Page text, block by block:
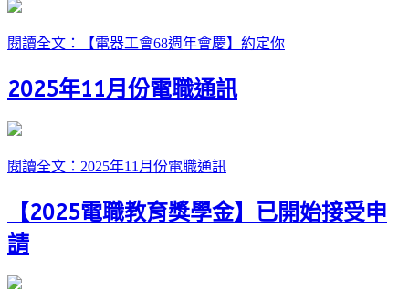
閱讀全文：【電器工會68週年會慶】約定你
2025年11月份電職通訊
閱讀全文：2025年11月份電職通訊
【2025電職教育獎學金】已開始接受申
請